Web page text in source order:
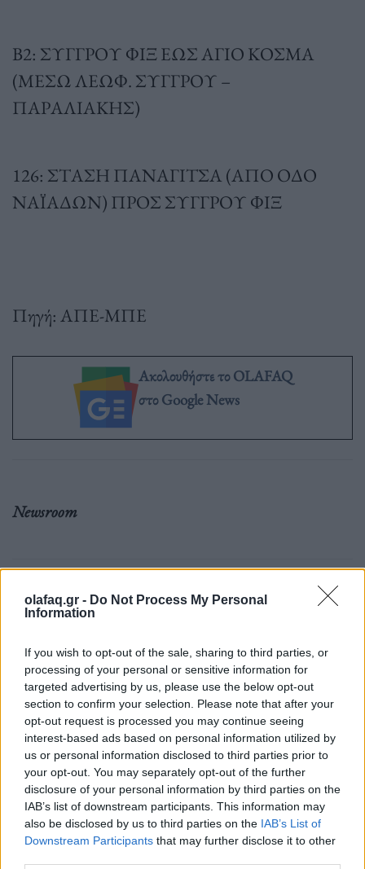
olafaq.gr - Do Not Process My Personal
Information
If you wish to opt-out of the sale, sharing to third parties, or
processing of your personal or sensitive information for
targeted advertising by us, please use the below opt-out
section to confirm your selection. Please note that after your
opt-out request is processed you may continue seeing
interest-based ads based on personal information utilized by
us or personal information disclosed to third parties prior to
your opt-out. You may separately opt-out of the further
disclosure of your personal information by third parties on the
IAB’s list of downstream participants. This information may
also be disclosed by us to third parties on the IAB’s List of
Downstream Participants that may further disclose it to other
Β2: ΣΥΓΓΡΟΥ ΦΙΞ ΕΩΣ ΑΓΙΟ ΚΟΣΜΑ
(ΜΕΣΩ ΛΕΩΦ. ΣΥΓΓΡΟΥ –
ΠΑΡΑΛΙΑΚΗΣ)
126: ΣΤΑΣΗ ΠΑΝΑΓΙΤΣΑ (ΑΠΟ ΟΔΟ
NAΪΑΔΩΝ) ΠΡΟΣ ΣΥΓΓΡΟΥ ΦΙΞ
Πηγή: ΑΠΕ-ΜΠΕ
Ακολουθήστε το OLAFAQ
στο Google News
Newsroom
Ετικέτες :01/10,Ελλάδα,κυκλοφοριακές ρυθμίσεις,τραμ.
Δείτε επίσης